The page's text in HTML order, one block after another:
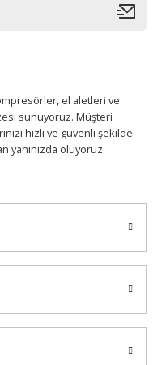
el aletleri ve
sunuyoruz. Müşteri
hızlı ve güvenli şekilde
yanınızda oluyoruz.